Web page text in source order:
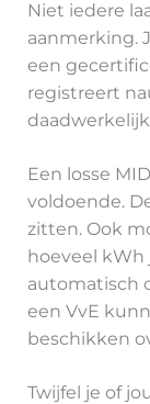
Niet iedere
aanmerking.
een
registreert
Een losse
voldoende.
zitten. Ook
hoeveel kWh
automatisch
een VvE
beschikken
Twijfel je of